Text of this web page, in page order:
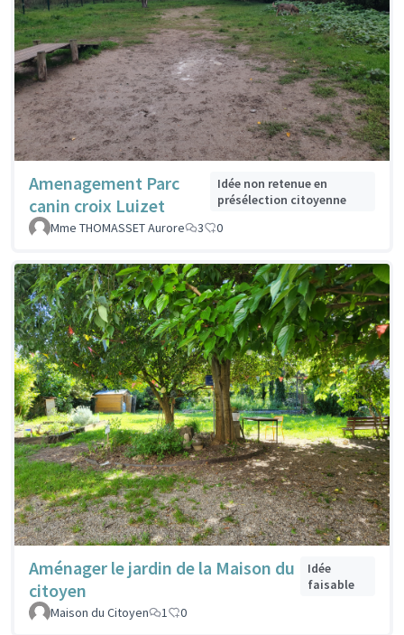
Amenagement Parc
canin croix Luizet
Idée non retenue en
présélection citoyenne
Mme THOMASSET Aurore
3 0
Aménager le jardin de la Maison du
citoyen
Idée
faisable
Maison du Citoyen
1 0